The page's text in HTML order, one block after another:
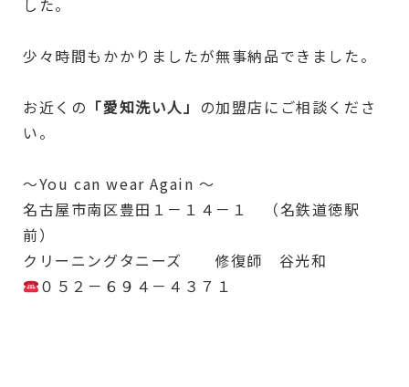
した。
少々時間もかかりましたが無事納品できました。
お近くの 「愛知洗い人」 の加盟店にご相談くださ
い。
～You can wear Again ～
名古屋市南区豊田１－１４－１ （名鉄道徳駅
前）
クリーニングタニーズ 修復師 谷光和
０５２－６９４－４３７１